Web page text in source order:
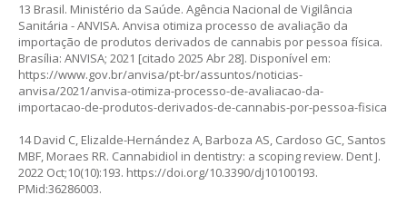
13 Brasil. Ministério da Saúde. Agência Nacional de Vigilância
Sanitária - ANVISA. Anvisa otimiza processo de avaliação da
importação de produtos derivados de cannabis por pessoa física.
Brasília: ANVISA; 2021 [citado 2025 Abr 28]. Disponível em:
https://www.gov.br/anvisa/pt-br/assuntos/noticias-
anvisa/2021/anvisa-otimiza-processo-de-avaliacao-da-
importacao-de-produtos-derivados-de-cannabis-por-pessoa-fisica
14 David C, Elizalde-Hernández A, Barboza AS, Cardoso GC, Santos
MBF, Moraes RR. Cannabidiol in dentistry: a scoping review. Dent J.
2022 Oct;10(10):193. https://doi.org/10.3390/dj10100193.
PMid:36286003.